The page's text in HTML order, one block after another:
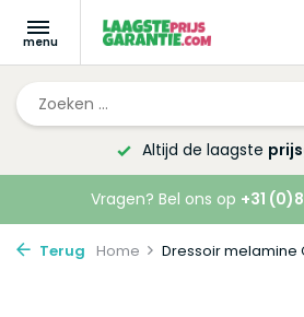
Altijd de laagste
Vragen? Bel ons op +31
Terug Home Dressoir melamine